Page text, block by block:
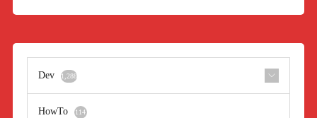
Dev 1,288
HowTo 114